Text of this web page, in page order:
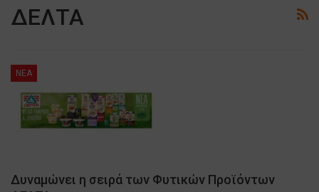
ΔΕΛΤΑ
NEA
Δυναμώνει η σειρά των Φυτικών Προϊόντων